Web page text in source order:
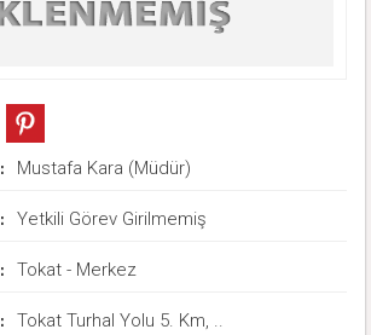
: Mustafa Kara (Müdür)
: Yetkili Görev Girilmemiş
: Tokat - Merkez
: Tokat Turhal Yolu 5. Km, ..